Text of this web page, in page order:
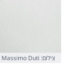
צילום: Massimo Duti